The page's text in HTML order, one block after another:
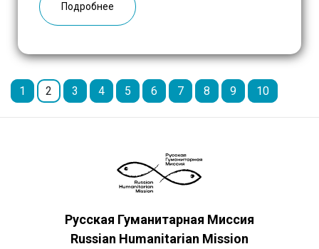
вошли профессионалы, которые не
Подробнее
1 2 3 4 5 6 7 8 9 10
Русская Гуманитарная Миссия
Russian Humanitarian Mission